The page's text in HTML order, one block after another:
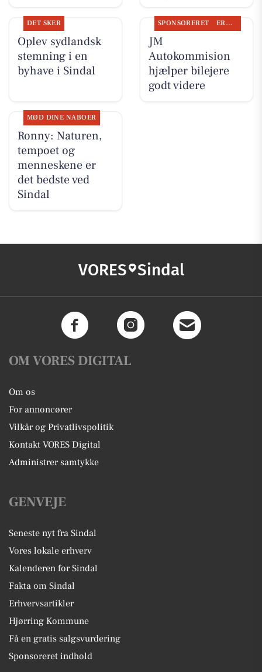
DET SKER
Oplev sydlandsk
stemning i en
byhave i Sindal
SPONSORERET ERHVERV
JM
Autokommision
hjælper bilejere
godt videre
MØD DINE NABOER
Ronny: Naturen,
tempoet og
menneskene er
det bedste ved
Sindal
VORES Sindal
OM VORES DIGITAL
Om os
For annoncører
Vilkår og Privatlivspolitik
Kontakt VORES Digital
Administrer samtykke
GENVEJE
Seneste nyt fra Sindal
Vores lokale erhverv
Kalenderen for Sindal
Fakta om Sindal
Erhvervsartikler
Hjørring Kommune
Få en gratis salgsvurdering
Sponsoreret indhold